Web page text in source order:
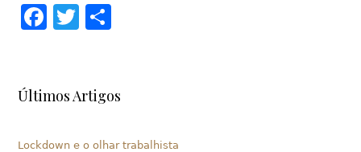
Facebook
Twitter
Últimos Artigos
Lockdown e o olhar trabalhista